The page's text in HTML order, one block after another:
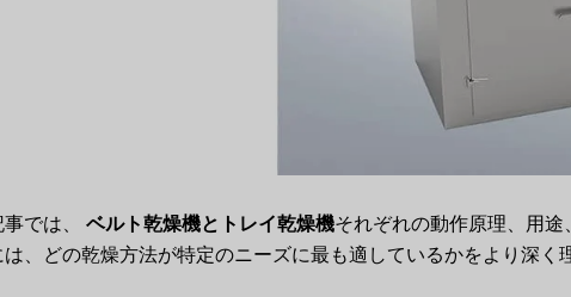
では、 ベルト乾燥機とトレイ乾燥機それぞれの動作原理、用途
、どの乾燥方法が特定のニーズに最も適しているかをより深く